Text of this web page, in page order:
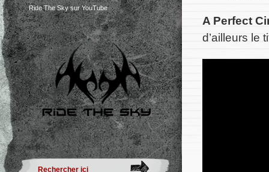
Ride The Sky sur YouTube
A Perfect
d’ailleurs le